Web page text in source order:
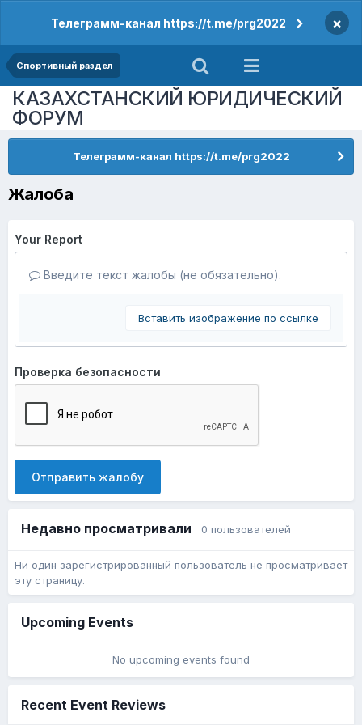
Телеграмм-канал https://t.me/prg2022 ×
Спортивный раздел
КАЗАХСТАНСКИЙ ЮРИДИЧЕСКИЙ
ФОРУМ
Телеграмм-канал https://t.me/prg2022
Жалоба
Your Report
Введите текст жалобы (не обязательно).
Вставить изображение по ссылке
Проверка безопасности
Отправить жалобу
Недавно просматривали 0 пользователей
Ни один зарегистрированный пользователь не просматривает
эту страницу.
Upcoming Events
No upcoming events found
Recent Event Reviews